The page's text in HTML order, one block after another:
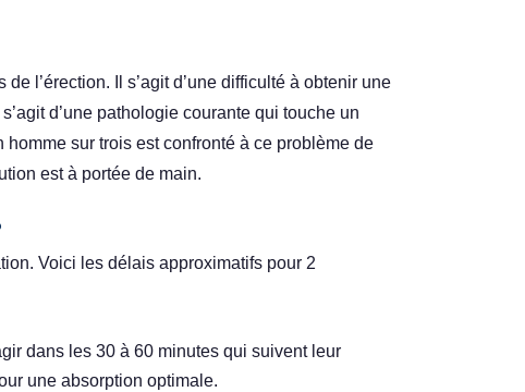
l’érection. Il s’agit d’une difficulté à obtenir une
d’une pathologie courante qui touche un
homme sur trois est confronté à ce problème de
est à portée de main.
Voici les délais approximatifs pour 2
dans les 30 à 60 minutes qui suivent leur
une absorption optimale.